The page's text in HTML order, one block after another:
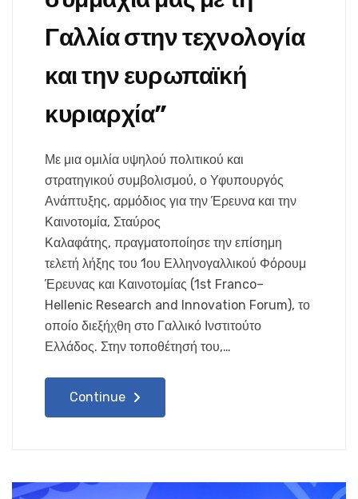
Γαλλία στην τεχνολογία
και την ευρωπαϊκή
κυριαρχία”
Με μια ομιλία υψηλού πολιτικού και
στρατηγικού συμβολισμού, ο Υφυπουργός
Ανάπτυξης, αρμόδιος για την Έρευνα και την
Καινοτομία, Σταύρος
Καλαφάτης, πραγματοποίησε την επίσημη
τελετή λήξης του 1ου Ελληνογαλλικού Φόρουμ
Έρευνας και Καινοτομίας (1st Franco–
Hellenic Research and Innovation Forum), το
οποίο διεξήχθη στο Γαλλικό Ινστιτούτο
Ελλάδος. Στην τοποθέτησή του,…
Continue